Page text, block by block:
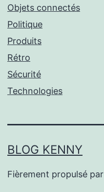
Objets connectés
Politique
Produits
Rétro
Sécurité
Technologies
BLOG KENNY
Fièrement propulsé par